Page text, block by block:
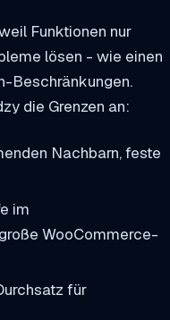
Funktionen nur
lösen - wie einen
Beschränkungen.
die Grenzen an:
Nachbarn, feste
im
WooCommerce-
für